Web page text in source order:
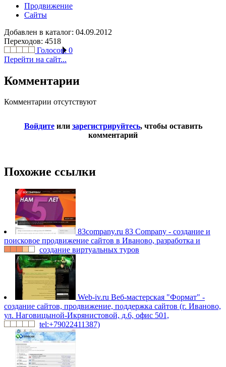
Продвижение
Сайты
Добавлен в каталог: 04.09.2012
Переходов: 4518
Голосов: 0
Перейти на сайт...
Комментарии
Комментарии отсутствуют
Войдитеили зарегистрируйтесь, чтобы оставить
комментарий
Похожие ссылки
83company.ru 83 Company - создание и
поисковое продвижение сайтов в Иваново, разработка и
создание виртуальных туров
Web-iv.ru Веб-мастерская "Формат" -
создание сайтов, продвижение, поддержка сайтов (г. Иваново,
ул. Наговицыной-Икрянистовой, д.6, офис 501,
tel:+79022411387)